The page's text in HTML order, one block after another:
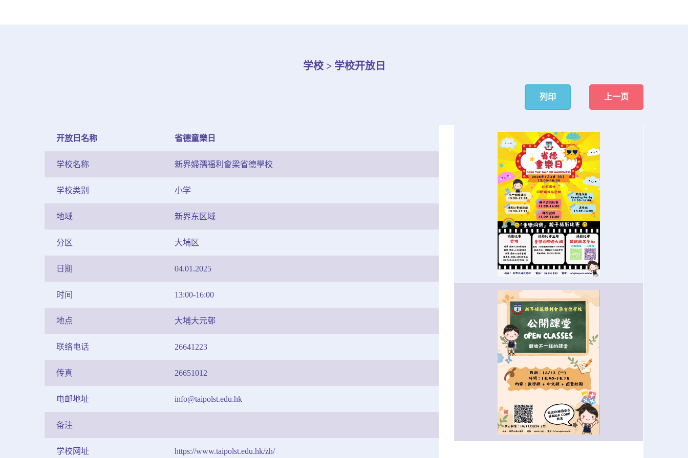
学校 > 学校开放日
列印 上一页
开放日名称 省德童樂日
学校名称 新界婦孺福利會梁省德學校
学校类别 小学
地域 新界东区域
分区 大埔区
日期 04.01.2025
时间 13:00-16:00
地点 大埔大元邨
联络电话 26641223
传真 26651012
电邮地址 info@taipolst.edu.hk
备注
学校网址 https://www.taipolst.edu.hk/zh/